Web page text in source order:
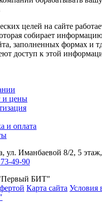
целей на сайте
собирает
заполненных формах и
доступ к этой
и цены
и оплата
ул. Иманбаевой 8/2, 5 этаж,
49-90
БИТ"
Карта сайта Условия